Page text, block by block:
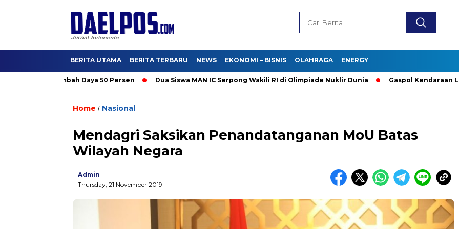
BERITA UTAMA BERITA TERBARU NEWS EKONOMI – BISNIS OLAHRAGA ENERGY
Tambah Daya 50 Persen Dua Siswa MAN IC Serpong Wakili RI di Olimpiade Nuklir Dunia Gaspol Kendaraan Listrik!
Home / Nasional
Mendagri Saksikan Penandatanganan MoU Batas
Wilayah Negara
Admin
Thursday, 21 November 2019